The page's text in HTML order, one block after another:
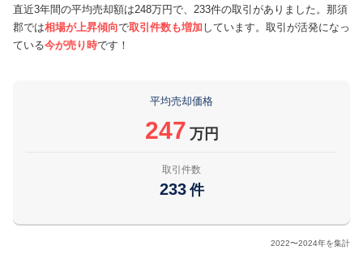
直近3年間の平均売却額は248万円で、233件の取引がありました。那須
郡では相場が上昇傾向で取引件数も増加しています。取引が活発になっ
ている今が売り時です！
平均売却価格
247 万円
取引件数
233 件
2022〜2024年を集計